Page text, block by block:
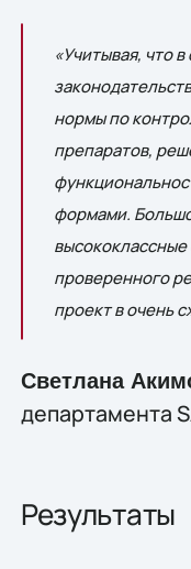
«Учитывая, что
нормы по
препаратов,
формами.
проверенного
проект в очень
Светлана
департамента
Результаты